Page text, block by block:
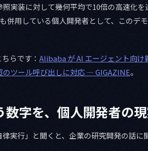
実装に対して幾何平均で10倍の高速化
併用している個人開発者として、このデ
らです： Alibaba が AI エージェント向
のツール呼び出しに対応 — GIGAZINE。
数字を、個人開発者の
実行」と聞くと、企業の研究開発の話